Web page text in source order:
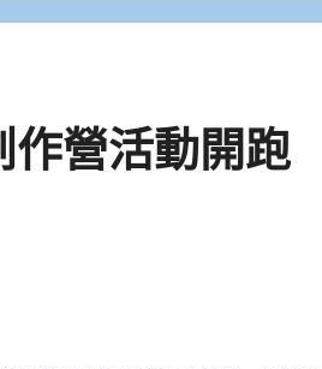
營活動開跑